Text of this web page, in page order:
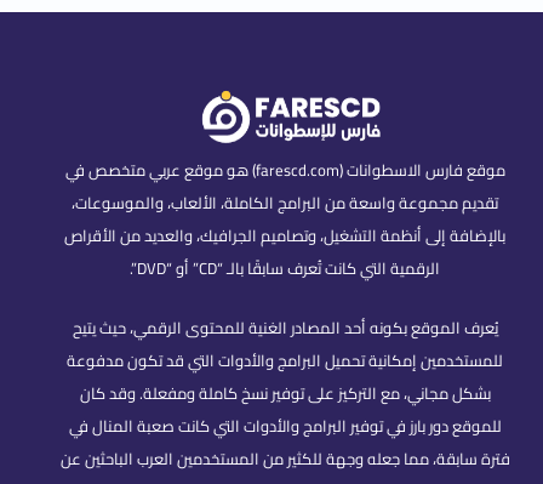
موقع فارس الاسطوانات (farescd.com) هو موقع عربي متخصص في
تقديم مجموعة واسعة من البرامج الكاملة، الألعاب، والموسوعات،
بالإضافة إلى أنظمة التشغيل، وتصاميم الجرافيك، والعديد من الأقراص
الرقمية التي كانت تُعرف سابقًا بالـ “CD” أو “DVD”.
يُعرف الموقع بكونه أحد المصادر الغنية للمحتوى الرقمي، حيث يتيح
للمستخدمين إمكانية تحميل البرامج والأدوات التي قد تكون مدفوعة
بشكل مجاني، مع التركيز على توفير نسخ كاملة ومفعلة. وقد كان
للموقع دور بارز في توفير البرامج والأدوات التي كانت صعبة المنال في
فترة سابقة، مما جعله وجهة للكثير من المستخدمين العرب الباحثين عن